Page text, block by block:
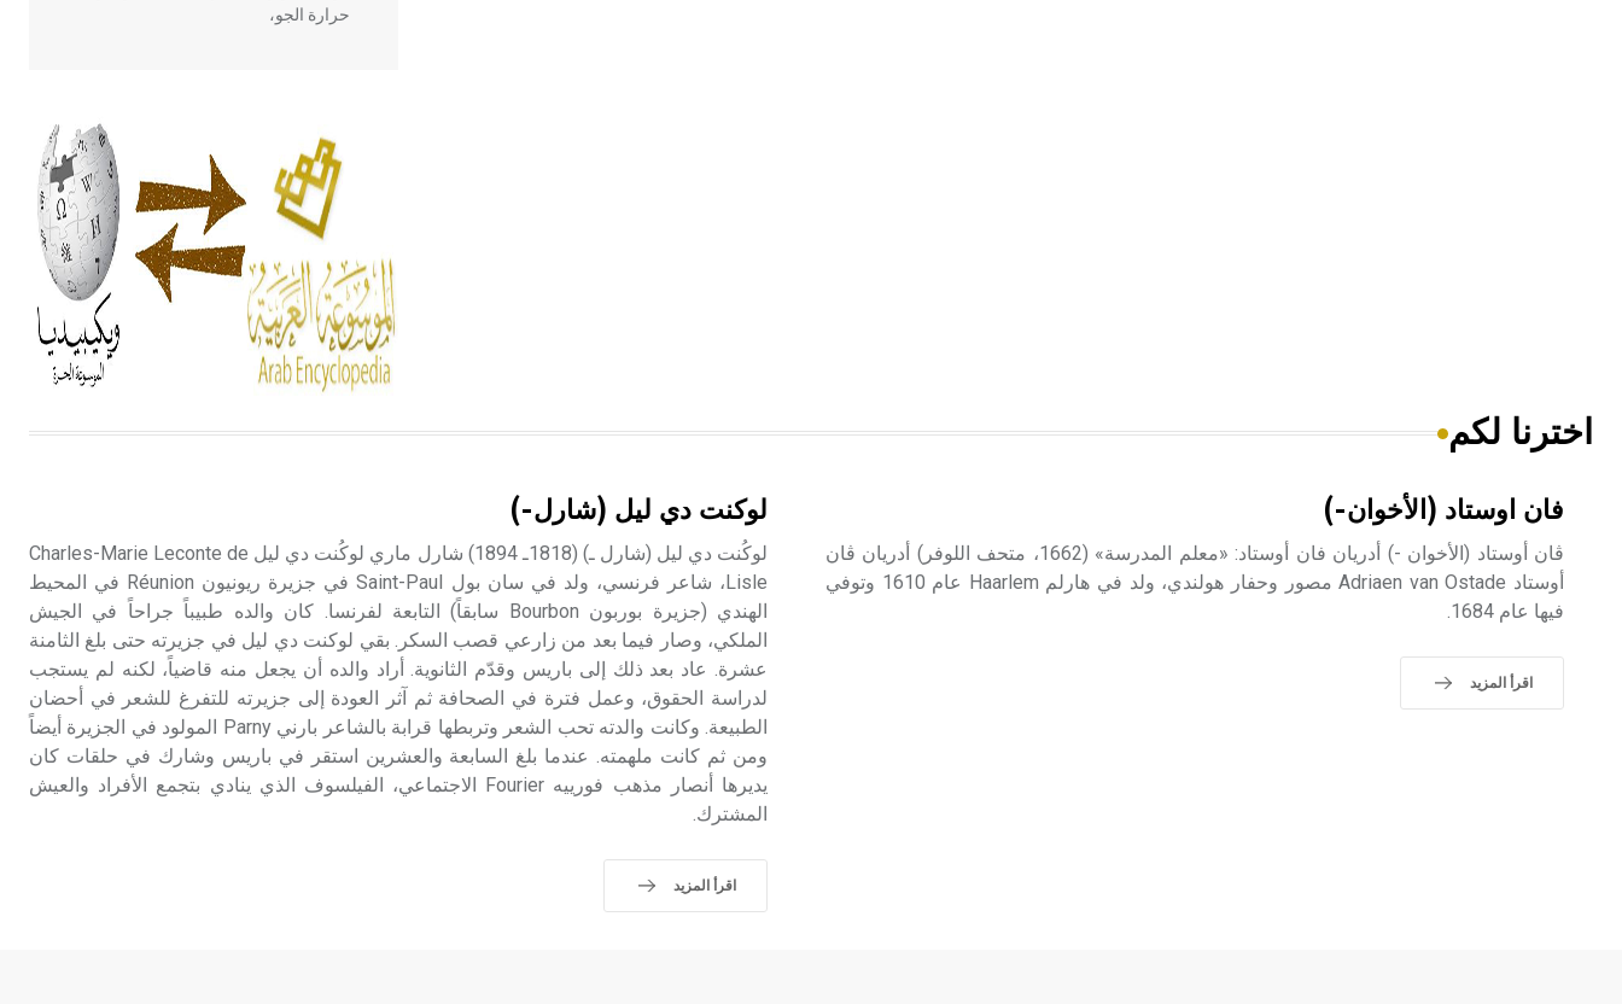
حرارة الجو،
أربعة مؤلفات هي: الحكم، الأدلة، تنظيم
التغذية، ورسالته في جروح الرأس.
ويعود له الفضل بأنه حرر الطب من
الدين والفلسفة.
- هل تعلم أن المرجان إفراز حيواني
يتكون في البحر ويتركب من مادة
كربونات الكلسيوم، وهو أحمر أو شديد
الحمرة وهو أجود أنواعه، ويمتاز بكبر
الحجم ويسمى الش
الإنكليزية أب
- هل تعلم أن أبجر Abgar اسم معروف
جيداً يعود إلى عدد من الملوك الذين
حكموا مدينة إديسا (الرها) من أبجر الأول
وحتى التاسع، وهم ينتسبون إلى أسرة
أوسروين
اخترنا لكم
فان اوستاد (الأخوان-)
ڤان أوستاد (الأخوان -) أدريان فان أوستاد: «معلم المدرسة» (1662، متحف اللوفر) أدريان ڤان
أوستاد Adriaen van Ostade مصور وحفار هولندي، ولد في هارلم Haarlem عام 1610 وتوفي
فيها عام 1684.
اقرأ المزيد
لوكنت دي ليل (شارل-)
لوكُنت دي ليل (شارل ـ) (1818ـ 1894) شارل ماري لوكُنت دي ليل Charles-Marie Leconte de
Lisle، شاعر فرنسي، ولد في سان بول Saint-Paul في جزيرة ريونيون Réunion في المحيط
الهندي (جزيرة بوربون Bourbon سابقاً) التابعة لفرنسا. كان والده طبيباً جراحاً في الجيش
الملكي، وصار فيما بعد من زارعي قصب السكر. بقي لوكنت دي ليل في جزيرته حتى بلغ الثامنة
عشرة. عاد بعد ذلك إلى باريس وقدّم الثانوية. أراد والده أن يجعل منه قاضياً، لكنه لم يستجب
لدراسة الحقوق، وعمل فترة في الصحافة ثم آثر العودة إلى جزيرته للتفرغ للشعر في أحضان
الطبيعة. وكانت والدته تحب الشعر وتربطها قرابة بالشاعر بارني Parny المولود في الجزيرة أيضاً
ومن ثم كانت ملهمته. عندما بلغ السابعة والعشرين استقر في باريس وشارك في حلقات كان
يديرها أنصار مذهب فورييه Fourier الاجتماعي، الفيلسوف الذي ينادي بتجمع الأفراد والعيش
المشترك.
اقرأ المزيد